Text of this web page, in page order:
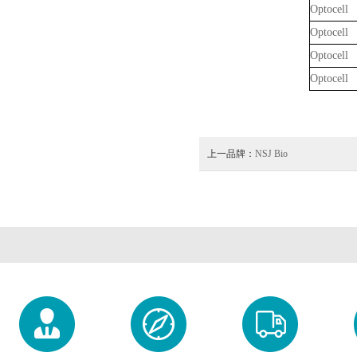
Optocell
Optocell
Optocell
Optocell
上一品牌： NSJ Bio